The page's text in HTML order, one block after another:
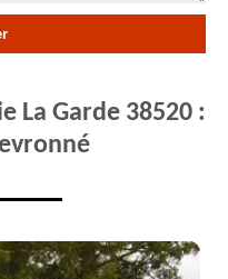
La Garde 38520 :